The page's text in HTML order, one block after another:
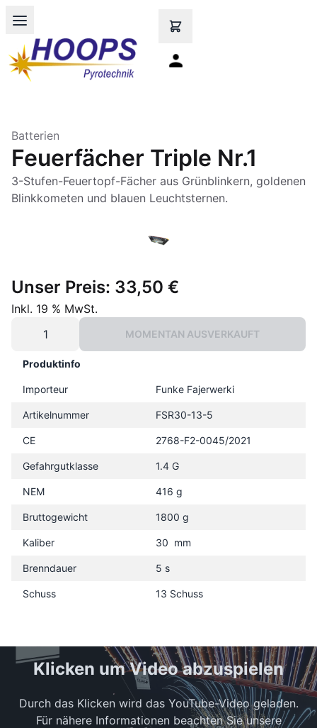
Open main menu
Batterien
Feuerfächer Triple Nr.1
3-Stufen-Feuertopf-Fächer aus Grünblinkern, goldenen
Unser Preis: 33,50 €
Inkl. 19 % MwSt.
MOMENTAN AUSVERKAUFT
Produktinfo
Importeur Funke Fajerwerki
Artikelnummer FSR30-13-5
CE 2768-F2-0045/2021
Gefahrgutklasse 1.4 G
NEM 416 g
Bruttogewicht 1800 g
Kaliber 30 mm
Brenndauer 5 s
Schuss 13 Schuss
Klicken um Video abzuspielen
Durch das Klicken wird das YouTube-Video geladen.
Für nähere Informationen beachten Sie unsere